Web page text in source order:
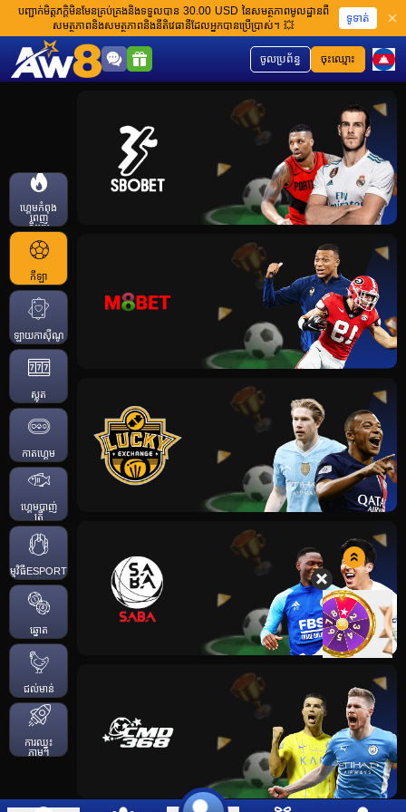
បញ្ជាក់មិត្តភក្តិមិនមែនគ្រប់គ្រងនិងទទួលបាន 30.00 USD នៃសមត្ថភាពមូលដ្ឋានពី
សមត្ថភាពនិងសមត្ថភាពនិងនីតិវេធានីដែលអ្នកបានប្រើប្រាស់។ 💥
ទូទាត់
ចុះឈ្មោះ
ចូលប្រព័ន្ធ
ហ្គេមកំពុង
ពេញ
និយម
កីឡា
ឡាយកាសុីណូ
ស្លុត
កាតហ្គេម
ហ្គេមបាញ់
ត្រី
កម្មវិធីESPORTS
ឆ្នោត
ជល់មាន់
ការឈ្នះ
ភ្លាមៗ